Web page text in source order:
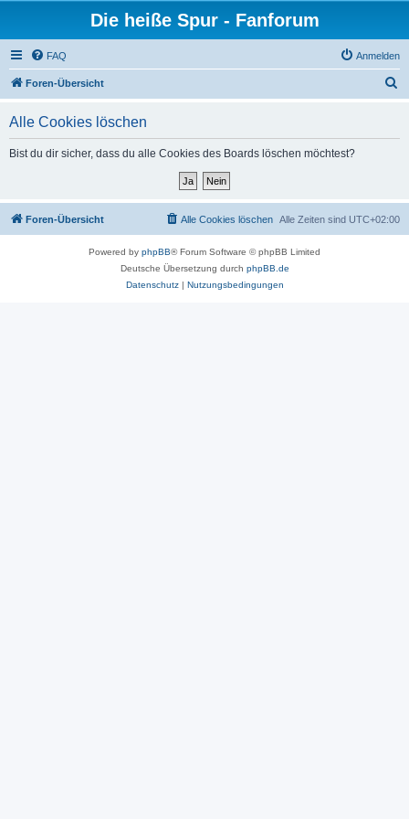
Die heiße Spur - Fanforum
FAQ Anmelden
Foren-Übersicht
Alle Cookies löschen
Bist du dir sicher, dass du alle Cookies des Boards löschen möchtest?
Foren-Übersicht Alle Zeiten sind UTC+02:00
Alle Cookies löschen
Powered by phpBB® Forum Software © phpBB Limited
Deutsche Übersetzung durch phpBB.de
Datenschutz| Nutzungsbedingungen